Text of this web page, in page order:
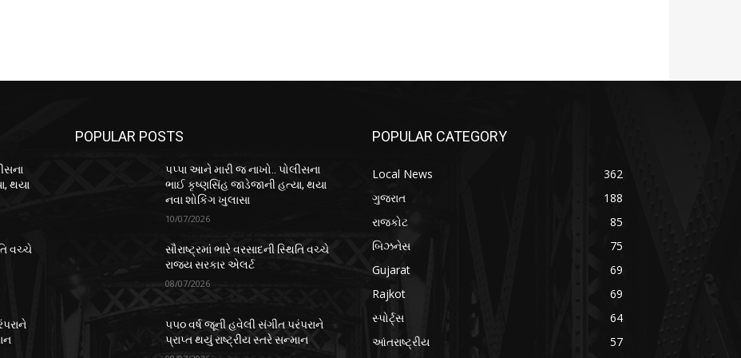
થયા
વચ્ચે
POPULAR POSTS
પપ્પા આને મારી જ નાખો.. પોલીસના
ભાઈ કૃષ્ણસિંહ જાડેજાની હત્યા, થયા
નવા શોકિંગ ખુલાસા
10/07/2026
સૌરાષ્ટ્રમાં ભારે વરસાદની સ્થિતિ વચ્ચે
રાજ્ય સરકાર એલર્ટ
08/07/2026
૫૫૦ વર્ષ જૂની હવેલી સંગીત પરંપરાને
પ્રાપ્ત થયું રાષ્ટ્રીય સ્તરે સન્માન
POPULAR CATEGORY
Local News
362
ગુજરાત
188
રાજકોટ
85
બિઝનેસ
75
Gujarat
69
Rajkot
69
સ્પોર્ટ્સ
64
આંતરાષ્ટ્રીય
57